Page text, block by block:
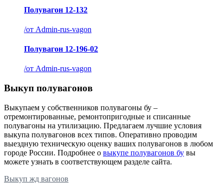
Полувагон 12-132
/от Admin-rus-vagon
Полувагон 12-196-02
/от Admin-rus-vagon
Выкуп полувагонов
Выкупаем у собственников полувагоны бу –
отремонтированные, ремонтопригодные и списанные
полувагоны на утилизацию. Предлагаем лучшие условия
выкупа полувагонов всех типов. Оперативно проводим
выездную техническую оценку ваших полувагонов в любом
городе России. Подробнее о выкупе полувагонов бу вы
можете узнать в соответствующем разделе сайта.
Выкуп жд вагонов